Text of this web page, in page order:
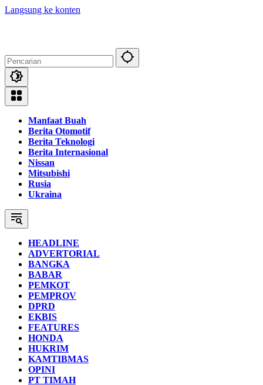
Langsung ke konten
Manfaat Buah
Berita Otomotif
Berita Teknologi
Berita Internasional
Nissan
Mitsubishi
Rusia
Ukraina
HEADLINE
ADVERTORIAL
BANGKA
BABAR
PEMKOT
PEMPROV
DPRD
EKBIS
FEATURES
HONDA
HUKRIM
KAMTIBMAS
OPINI
PT TIMAH